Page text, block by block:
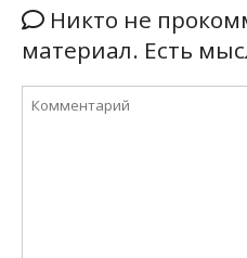
Никто не
материал. Есть